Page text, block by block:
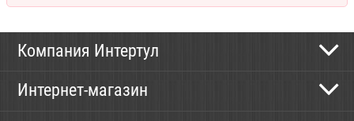
Компания Интертул
Новости
Интернет-магазин